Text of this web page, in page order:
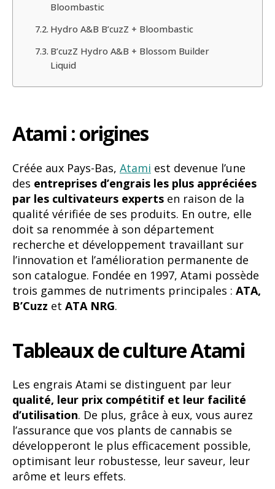
Bloombastic
Hydro A&B B’cuzZ + Bloombastic
B’cuzZ Hydro A&B + Blossom Builder
Liquid
Atami : origines
Créée aux Pays-Bas, Atami est devenue l’une
des entreprises d’engrais les plus appréciées
par les cultivateurs experts en raison de la
qualité vérifiée de ses produits. En outre, elle
doit sa renommée à son département
recherche et développement travaillant sur
l’innovation et l’amélioration permanente de
son catalogue. Fondée en 1997, Atami possède
trois gammes de nutriments principales : ATA,
B’Cuzz et ATA NRG.
Tableaux de culture Atami
Les engrais Atami se distinguent par leur
qualité, leur prix compétitif et leur facilité
d’utilisation. De plus, grâce à eux, vous aurez
l’assurance que vos plants de cannabis se
développeront le plus efficacement possible,
optimisant leur robustesse, leur saveur, leur
arôme et leurs effets.